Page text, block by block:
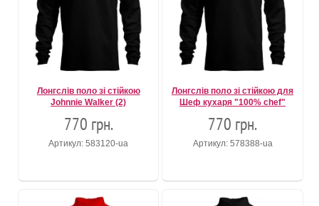
Лонгслів поло зі стійкою
Johnnie Walker (2)
770 грн.
Артикул: 583120-ua
Лонгслів поло зі стійкою для
Шеф кухаря "100% chef"
770 грн.
Артикул: 578388-ua